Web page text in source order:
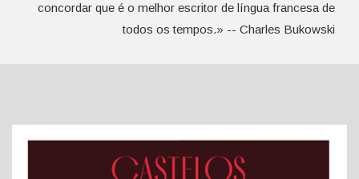
concordar que é o melhor escritor de língua francesa de
todos os tempos.» -- Charles Bukowski